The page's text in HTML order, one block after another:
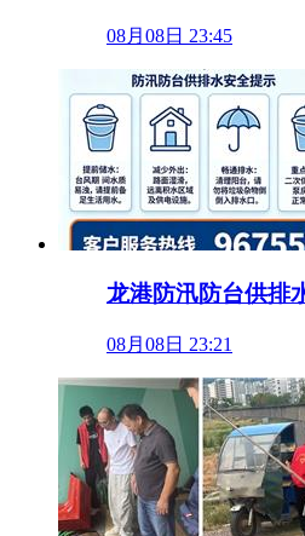
08月08日 23:45
龙港防汛防台供排
08月08日 23:21